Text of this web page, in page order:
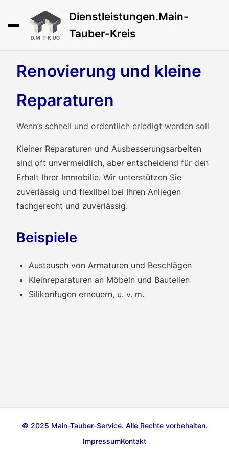
Dienstleistungen.Main-
Tauber-Kreis
Renovierung und kleine
Reparaturen
Wenn’s schnell und ordentlich erledigt werden soll
Kleiner Reparaturen und Ausbesserungsarbeiten
sind oft unvermeidlich, aber entscheidend für den
Erhalt Ihrer Immobilie. Wir unterstützen Sie
zuverlässig und flexilbel bei Ihren Anliegen
fachgerecht und zuverlässig.
Beispiele
Austausch von Armaturen und Beschlägen
Kleinreparaturen an Möbeln und Bauteilen
Silikonfugen erneuern, u. v. m.
© 2025 Main-Tauber-Service. Alle Rechte vorbehalten.
ImpressumKontakt